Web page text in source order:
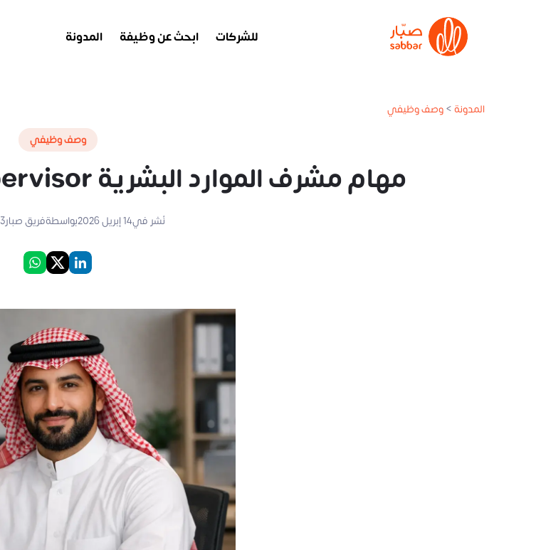
للشركات ابحث عن وظيفة المدونة
المدونة>وصف وظيفي
وصف وظيفي
مهام مشرف الموارد البشرية Human Resources Supervisor
نُشر في14 إبريل 2026 بواسطةفريق صبار3